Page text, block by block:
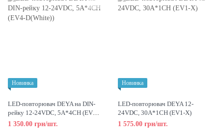
Новинка
LED-повторювач DEYA на DIN-
рейку 12-24VDC, 5A*4CH (EV4-
D(White))
1 350.00 грн/шт.
Новинка
LED-повторювач DEYA 12-
24VDC, 30A*1CH (EV1-X)
1 575.00 грн/шт.